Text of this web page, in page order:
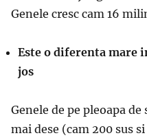
Genele cresc cam 16
Este o diferenta mare
jos
Genele de pe pleoapa
mai dese (cam 200 sus